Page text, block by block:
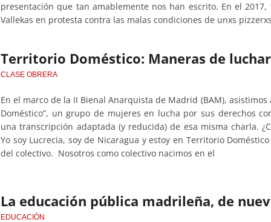
presentación que tan amablemente nos han escrito. En el
Vallekas en protesta contra las malas condiciones de unxs
Territorio Doméstico: Maneras de luchar
CLASE OBRERA
En el marco de la II Bienal Anarquista de Madrid (BAM),
Doméstico”, un grupo de mujeres en lucha por sus derechos
una transcripción adaptada (y reducida) de esa misma charla.
Yo soy Lucrecia, soy de Nicaragua y estoy en Territorio
del colectivo. Nosotros como colectivo nacimos en el
La educación pública madrileña, de
EDUCACIÓN